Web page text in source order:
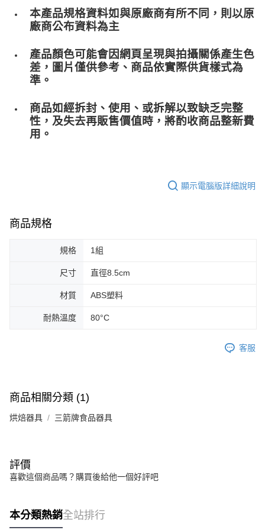
本產品規格資料如與原廠商有所不同，則以原
廠商公布資料為主
產品顏色可能會因網頁呈現與拍攝關係產生色
差，圖片僅供參考、商品依實際供貨樣式為
準。
商品如經拆封、使用、或拆解以致缺乏完整
性，及失去再販售價值時，將酌收商品整﻿新費
用。
顯示電腦版詳細說明
商品規格
規格 1組
尺寸 直徑8.5cm
材質 ABS塑料
耐熱溫度 80°C
客服
商品相關分類 (1)
烘焙器具 三箭牌食品器具
評價
喜歡這個商品嗎？購買後給他一個好評吧
本分類熱銷全站排行